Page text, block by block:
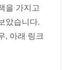
을 가지고
았습니다.
, 아래 링크